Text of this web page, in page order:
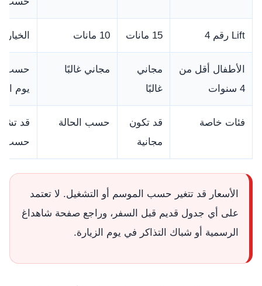
Lift رقم 4 15 مانات 10 مانات
الأطفال أقل من
4 سنوات
مجاني
غالبًا
مجاني غالبًا
حسب
يوم
فئات خاصة
قد تكون
مجانية
حسب الحالة
حسب
الأسعار قد تتغير حسب الموسم أو التشغيل. لا تعتمد
على أي جدول قديم قبل السفر، وراجع صفحة شاهداغ
الرسمية أو شباك التذاكر في يوم الزيارة.